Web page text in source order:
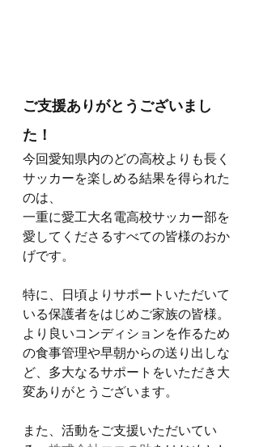
ご支援ありがとうございまし
た！
今回愛知県内のどの高校よりも長く
サッカーを楽しめる結果を得られた
のは、
一重に愛工大名電高校サッカー部を
愛してくださるすべての皆様のおか
げです。
特に、日頃よりサポートいただいて
いる保護者をはじめご家族の皆様。
より良いコンディションを作るため
の食事管理や早朝からの送り出しな
ど、多大なるサポートをいただき大
変ありがとうございます。
また、活動をご支援いただいてい